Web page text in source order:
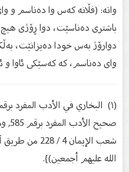
واته‌: (فڵانه‌ كه‌س وا ده‌ناسم و
باشتری ده‌ناسێت، دوا ڕۆژی
دوارۆژ به‌س خودا ده‌یزانێت،
وای ده‌ناسم، كه‌ كه‌سێكی ئاوا و
صحيح
شعب الإيمان 4 /
الله عليهم أجمعين)}.